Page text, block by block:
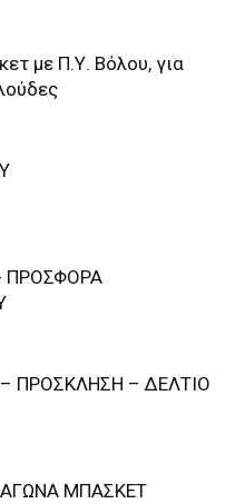
με Π.Υ. Βόλου, για
ΠΡΟΣΦΟΡΑ
ΠΡΟΣΚΛΗΣΗ – ΔΕΛΤΙΟ
ΜΠΑΣΚΕΤ